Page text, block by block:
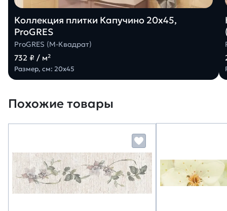
Коллекция плитки Капучино 20х45,
ProGRES
ProGRES (М-Квадрат)
732 ₽ / м²
Размер, см: 20х45
Похожие товары